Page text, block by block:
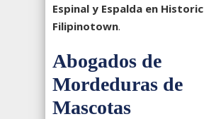
Espinal y Espalda en Historic
Filipinotown.
Abogados de
Mordeduras de
Mascotas